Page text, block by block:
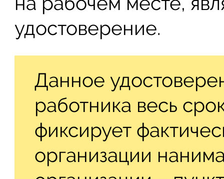
удостоверение.
Данное
работника весь
фиксирует
организации